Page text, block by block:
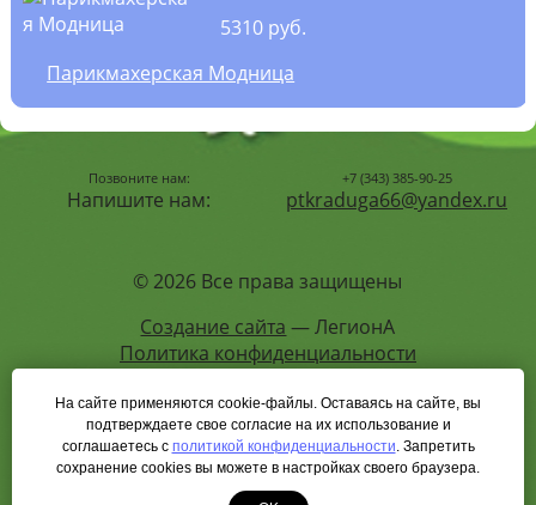
5310 руб.
Парикмахерская Модница
Позвоните нам:
Напишите нам:
+7 (343) 385-90-25
ptkraduga66@yandex.ru
© 2026 Все права защищены
Создание сайта — ЛегионА
Политика конфиденциальности
Карта сайта
На сайте применяются cookie-файлы. Оставаясь на сайте, вы
подтверждаете свое согласие на их использование и
соглашаетесь с политикой конфиденциальности. Запретить
сохранение cookies вы можете в настройках своего браузера.